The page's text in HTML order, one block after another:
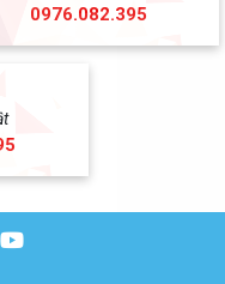
0976.082.395